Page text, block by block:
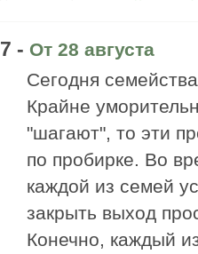
7 - От 28 августа
Сегодня
Крайне
"шагают", то эти
по пробирке. Во
каждой из семей
закрыть выход
Конечно, каждый